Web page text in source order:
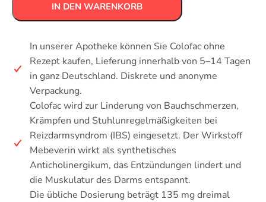
IN DEN WARENKORB
In unserer Apotheke können Sie Colofac ohne
Rezept kaufen, Lieferung innerhalb von 5–14 Tagen
in ganz Deutschland. Diskrete und anonyme
Verpackung.
Colofac wird zur Linderung von Bauchschmerzen,
Krämpfen und Stuhlunregelmäßigkeiten bei
Reizdarmsyndrom (IBS) eingesetzt. Der Wirkstoff
Mebeverin wirkt als synthetisches
Anticholinergikum, das Entzündungen lindert und
die Muskulatur des Darms entspannt.
Die übliche Dosierung beträgt 135 mg dreimal